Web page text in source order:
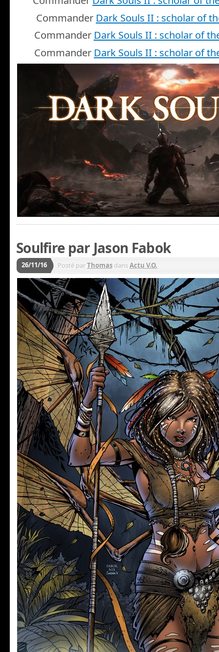
Commander Dark Souls II : scholar of
Commander Dark Souls II : scholar of
Commander Dark Souls II : scholar of
Soulfire par Jason Fabok
26/11/16 Posté parThomas dansActu V.O.